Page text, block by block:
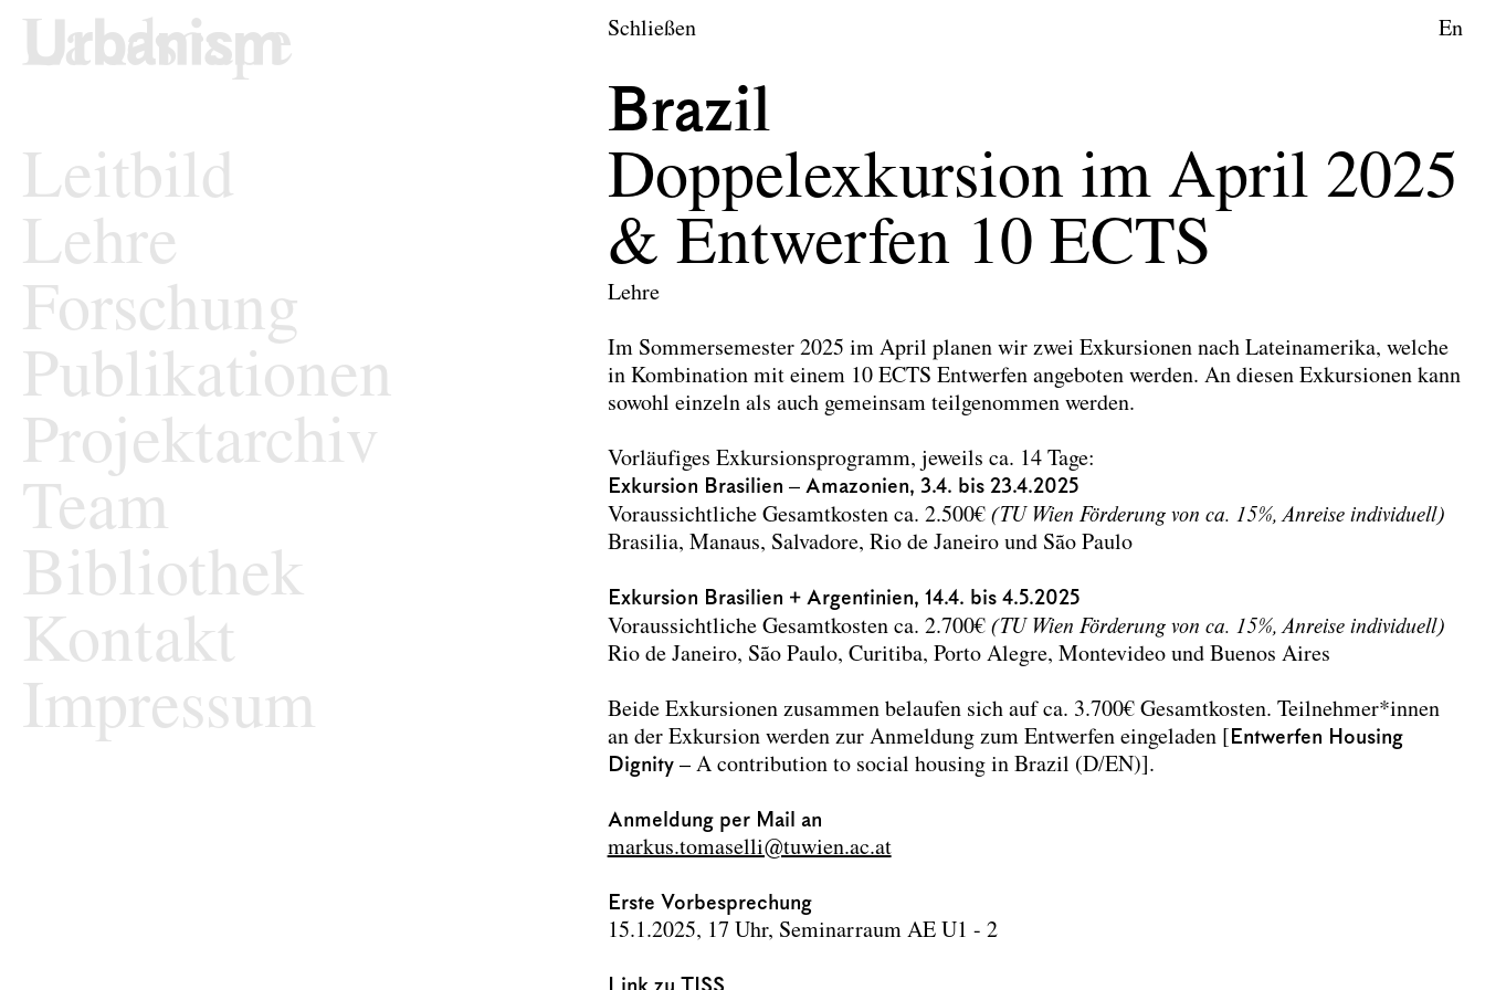
zum Inhalt springen
Städtebau und Entwerfen
Leitbild
Lehre
Forschung
Publikationen
Projektarchiv
Team
Bibliothek
Kontakt
Impressum
Schließen En
Brazil
Doppelexkursion im April 2025
& Entwerfen 10 ECTS
Lehre
Im Sommersemester 2025 im April planen wir zwei Exkursionen nach Lateinamerika, welche
in Kombination mit einem 10 ECTS Entwerfen angeboten werden. An diesen Exkursionen kann
sowohl einzeln als auch gemeinsam teilgenommen werden.
Vorläufiges Exkursionsprogramm, jeweils ca. 14 Tage:
Exkursion Brasilien – Amazonien, 3.4. bis 23.4.2025
Voraussichtliche Gesamtkosten ca. 2.500€ (TU Wien Förderung von ca. 15%, Anreise individuell)
Brasilia, Manaus, Salvadore, Rio de Janeiro und São Paulo
Exkursion Brasilien + Argentinien, 14.4. bis 4.5.2025
Voraussichtliche Gesamtkosten ca. 2.700€ (TU Wien Förderung von ca. 15%, Anreise individuell)
Rio de Janeiro, São Paulo, Curitiba, Porto Alegre, Montevideo und Buenos Aires
Beide Exkursionen zusammen belaufen sich auf ca. 3.700€ Gesamtkosten. Teilnehmer*innen
an der Exkursion werden zur Anmeldung zum Entwerfen eingeladen [
Entwerfen Housing
Dignity – A contribution to social housing in Brazil (D/EN)].
Anmeldung per Mail an
markus.tomaselli@tuwien.ac.at
Erste Vorbesprechung
15.1.2025, 17 Uhr, Seminarraum AE U1 - 2